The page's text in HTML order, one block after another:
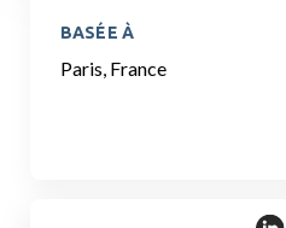
BASÉE À
Paris, France